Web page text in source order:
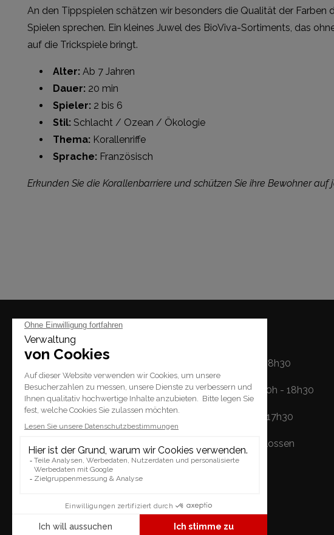
An den Tippspielen schätzen wir besonders die Qualität der
Spielen sprechen. Ein kleines Juwel des BioViva-Sortiments, das
auf die Trickspiele bringt.
Alter: Ab 7 Jahren
Dauer: 20 min
Spieler: 2 bis 6
Stil: Schlacht / Ozean / Ökologie
Thema: Korallenriffe
Sprache: Französisch
Erkunden Sie die Korallenbarriere und schützen Sie ihre Bewohner auf
Place du Tempel 2.
1227 Carouge
Montag: 14h - 18h30
Dienstag / Freitag: 10h - 18h30
Samstag: 10h - 17h30
Sonntag: geschlossen